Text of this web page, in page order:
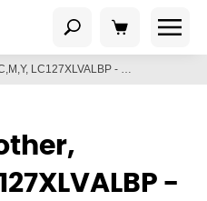
MultiPack Brother, Bk+C,M,Y, LC127XLVALBP - prošlá expirace (oct2020)
-